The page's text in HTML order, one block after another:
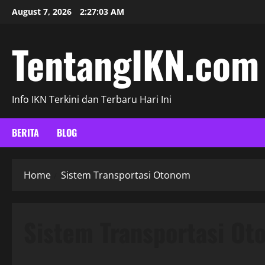
SkipAugust 7, 2026 2:27:03 AM
TentangIKN.com
Info IKN Terkini dan Terbaru Hari Ini
BERITA BLOG
Home Sistem Transportasi Otonom